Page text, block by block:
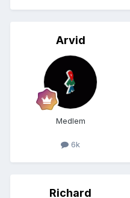
Arvid
Medlem
6k
Richard